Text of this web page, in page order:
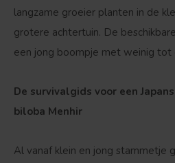
langzame groeier planten in de
grotere achtertuin. De
een jong boompje met weinig tot
De survivalgids voor een
biloba Menhir
Al vanaf klein en jong stammetje